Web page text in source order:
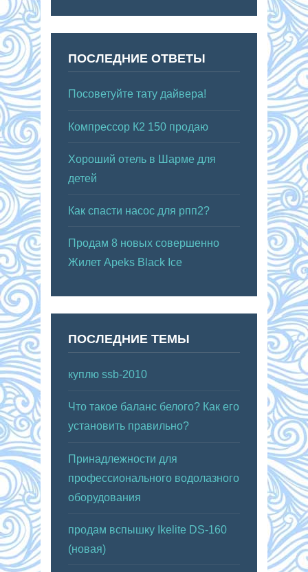
ПОСЛЕДНИЕ ОТВЕТЫ
Посоветуйте тату дайвера!
Компрессор К2 150 продаю
Хороший отель в Шарме для
детей
Как спасти насос для рпп2?
Продам 8 новых совершенно
Жилет Apeks Black Ice
ПОСЛЕДНИЕ ТЕМЫ
куплю ssb-2010
Что такое баланс белого? Как его
установить правильно?
Принадлежности для
профессионального водолазного
оборудования
продам вспышку Ikelite DS-160
(новая)